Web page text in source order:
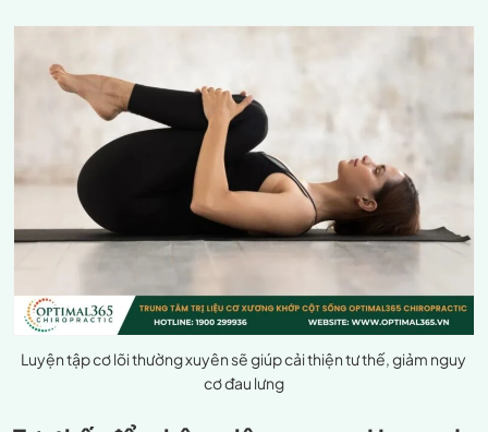
Luyện tập cơ lõi thường xuyên sẽ giúp cải thiện tư thế, giảm nguy
cơ đau lưng